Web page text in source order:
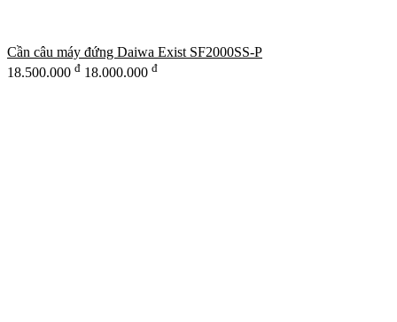
Cần câu máy đứng Daiwa Exist SF2000SS-P
18.500.000 đ 18.000.000 đ